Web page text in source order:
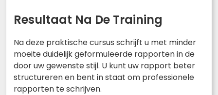
Resultaat Na De Training
Na deze praktische cursus schrijft u met minder
moeite duidelijk geformuleerde rapporten in de
door uw gewenste stijl. U kunt uw rapport beter
structureren en bent in staat om professionele
rapporten te schrijven.